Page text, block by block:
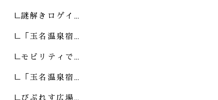
謎解きロゲイ…
「玉名温泉宿…
モビリティで…
「玉名温泉宿…
びぷれす広場…